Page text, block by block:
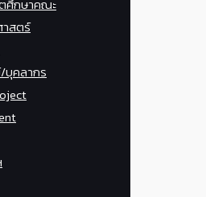
ศึกษาคณะ
สตร์
คลากร